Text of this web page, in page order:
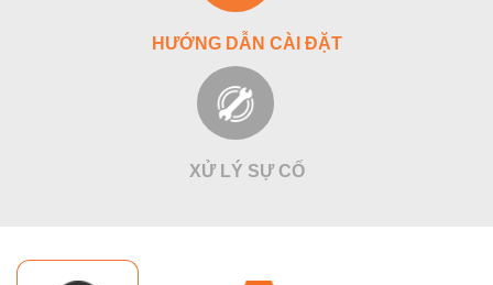
HƯỚNG DẪN CÀI ĐẶT
XỬ LÝ SỰ CỐ